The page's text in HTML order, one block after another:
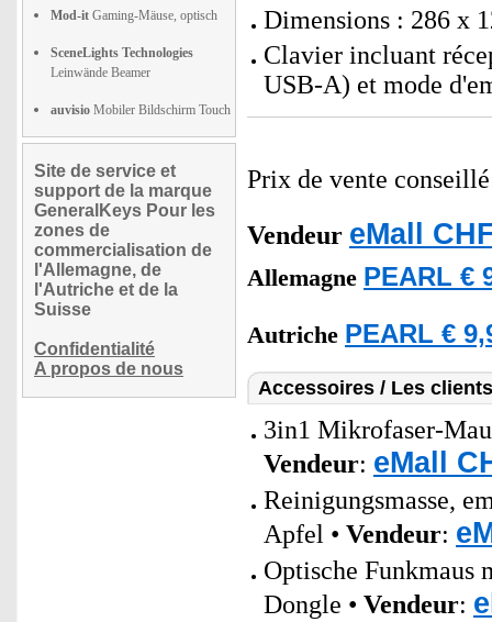
Mod-it Gaming-Mäuse, optisch
SceneLights Technologies
Leinwände Beamer
auvisio Mobiler Bildschirm Touch
Site de service et
support de la marque
GeneralKeys Pour les
zones de
commercialisation de
l'Allemagne, de
l'Autriche et de la
Suisse
Confidentialité
A propos de nous
Dimensions : 286 x
Clavier incluant
USB-A) et mode
Prix de vente
Vendeur eMall
Allemagne PEARL €
Autriche PEARL €
Accessoires / Les
3in1 Mikrofaser-
Vendeur: eMall
Reinigungsmasse,
Apfel • Vendeur:
Optische Funkmaus
Dongle • Vendeur: